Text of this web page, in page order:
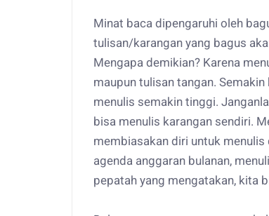
Minat baca dipengaruhi oleh
tulisan/karangan yang bagus
Mengapa demikian? Karena
maupun tulisan tangan.
menulis semakin tinggi.
bisa menulis karangan sendiri.
membiasakan diri untuk
agenda anggaran bulanan,
pepatah yang mengatakan, kita